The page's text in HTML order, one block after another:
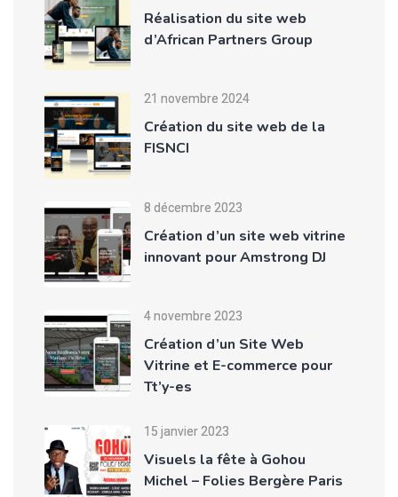
Réalisation du site web
d’African Partners Group
21 novembre 2024
Création du site web de la
FISNCI
8 décembre 2023
Création d’un site web vitrine
innovant pour Amstrong DJ
4 novembre 2023
Création d’un Site Web
Vitrine et E-commerce pour
Tt’y-es
15 janvier 2023
Visuels la fête à Gohou
Michel – Folies Bergère Paris